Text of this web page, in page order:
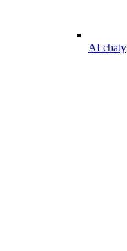
AI chaty